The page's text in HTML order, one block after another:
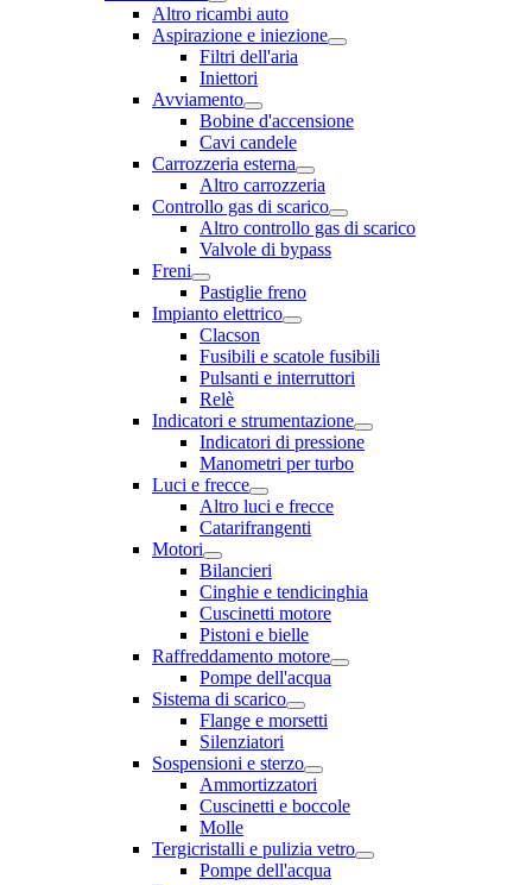
Altro ricambi auto
Aspirazione e iniezione
Filtri dell'aria
Iniettori
Avviamento
Bobine d'accensione
Cavi candele
Carrozzeria esterna
Altro carrozzeria
Controllo gas di scarico
Altro controllo gas di scarico
Valvole di bypass
Freni
Pastiglie freno
Impianto elettrico
Clacson
Fusibili e scatole fusibili
Pulsanti e interruttori
Relè
Indicatori e strumentazione
Indicatori di pressione
Manometri per turbo
Luci e frecce
Altro luci e frecce
Catarifrangenti
Motori
Bilancieri
Cinghie e tendicinghia
Cuscinetti motore
Pistoni e bielle
Raffreddamento motore
Pompe dell'acqua
Sistema di scarico
Flange e morsetti
Silenziatori
Sospensioni e sterzo
Ammortizzatori
Cuscinetti e boccole
Molle
Tergicristalli e pulizia vetro
Pompe dell'acqua